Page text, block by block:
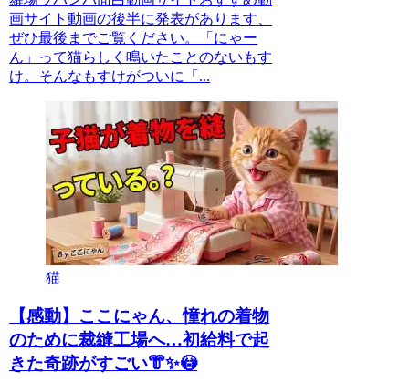
画サイト動画の後半に発表があります、
ぜひ最後までご覧ください。「にゃー
ん」って猫らしく鳴いたことのないもす
け。そんなもすけがついに「...
猫
【感動】ここにゃん、憧れの着物
のために裁縫工場へ…初給料で起
きた奇跡がすごい👘✨😳